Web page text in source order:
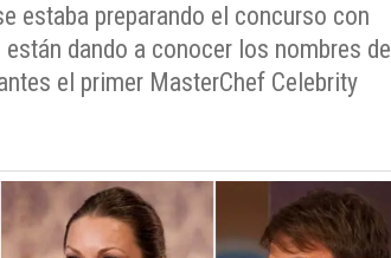
estaba preparando el concurso con
dando a conocer los nombres de
el primer MasterChef Celebrity